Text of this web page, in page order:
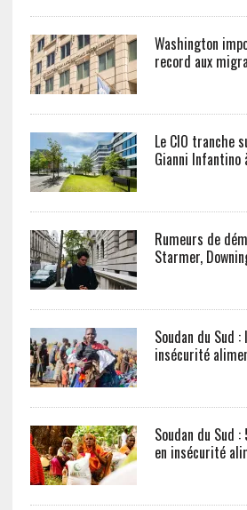
Washington
record aux
Le CIO tranche
Gianni Infantino
Rumeurs de
Starmer,
Soudan du Sud
insécurité
Soudan du Sud
en insécurité